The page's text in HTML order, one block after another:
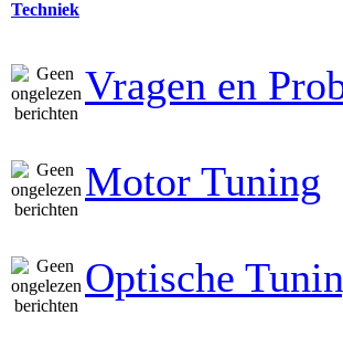
Techniek
Vragen en
Motor Tuning
Optische